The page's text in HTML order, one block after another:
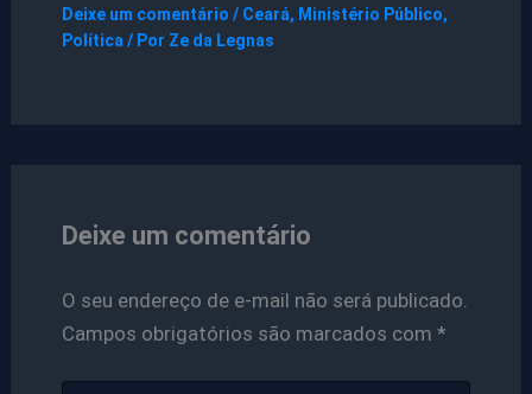
Deixe um comentário / Ceará, Ministério Público,
Política/ Por Ze da Legnas
Deixe um comentário
O seu endereço de e-mail não será publicado.
Campos obrigatórios são marcados com *